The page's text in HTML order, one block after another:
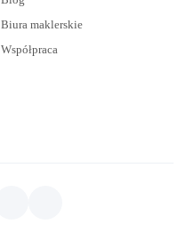
Biura maklerskie
Współpraca